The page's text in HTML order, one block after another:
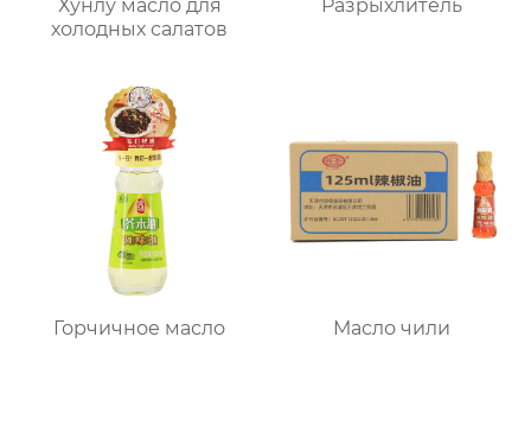
Хунлу масло для
холодных салатов
Разрыхлитель
Горчичное масло Масло чили